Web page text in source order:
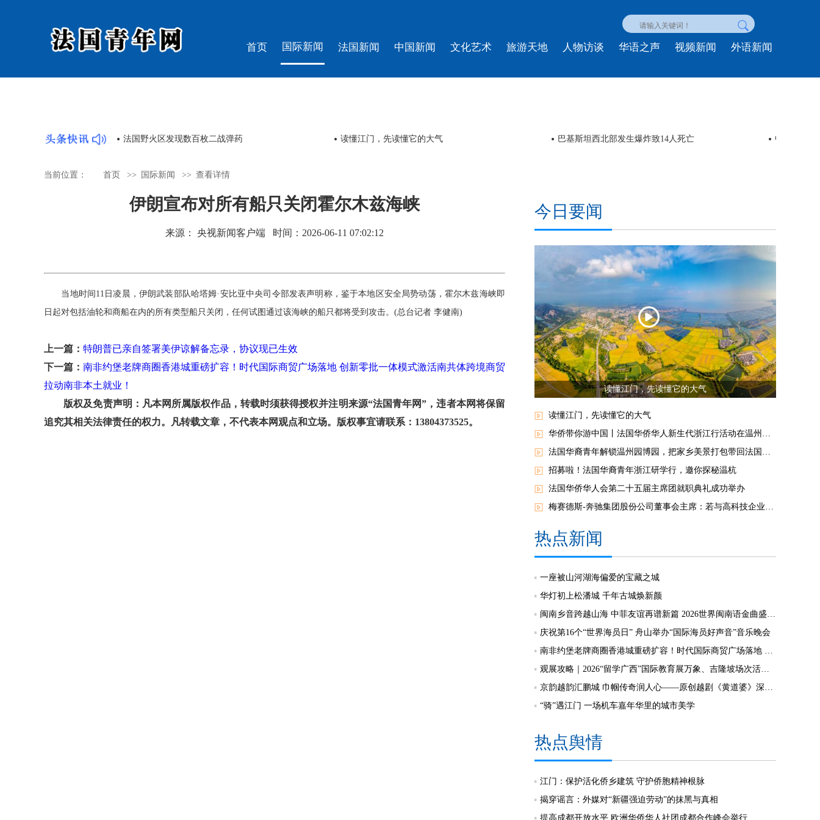
首页 国际新闻 法国新闻 中国新闻 文化艺术 旅游天地 人物访谈 华语之声 视频新闻 外语新闻
“国宝”回归牵动人心 法国野火区发现数百枚二战弹药 读懂江门，先读懂它的大气 巴基斯坦西北部发生爆炸致14人死亡 中外1800
当前位置： 首页 >> 国际新闻 >> 查看详情
伊朗宣布对所有船只关闭霍尔木兹海峡
来源： 央视新闻客户端 时间：2026-06-11 07:02:12
当地时间11日凌晨，伊朗武装部队哈塔姆·安比亚中央司令部发表声明称，鉴于本地区安全局势动荡，霍尔木兹海峡即
日起对包括油轮和商船在内的所有类型船只关闭，任何试图通过该海峡的船只都将受到攻击。(总台记者 李健南)
上一篇： 特朗普已亲自签署美伊谅解备忘录，协议现已生效
下一篇： 南非约堡老牌商圈香港城重磅扩容！时代国际商贸广场落地 创新零批一体模式激活南共体跨境商贸
拉动南非本土就业！
版权及免责声明：凡本网所属版权作品，转载时须获得授权并注明来源“法国青年网”，违者本网将保留
追究其相关法律责任的权力。凡转载文章，不代表本网观点和立场。版权事宜请联系：13804373525。
今日要闻
读懂江门，先读懂它的大气
读懂江门，先读懂它的大气
华侨带你游中国丨法国华侨华人新生代浙江行活动在温州启动
法国华裔青年解锁温州园博园，把家乡美景打包带回法国朋友圈
招募啦！法国华裔青年浙江研学行，邀你探秘温杭
法国华侨华人会第二十五届主席团就职典礼成功举办
梅赛德斯-奔驰集团股份公司董事会主席：若与高科技企业合作，推荐来杭州
热点新闻
一座被山河湖海偏爱的宝藏之城
华灯初上松潘城 千年古城焕新颜
闽南乡音跨越山海 中菲友谊再谱新篇 2026世界闽南语金曲盛典全球启动仪式 在马尼拉隆重举行
庆祝第16个“世界海员日” 舟山举办“国际海员好声音”音乐晚会
南非约堡老牌商圈香港城重磅扩容！时代国际商贸广场落地 创新零批一体模式激活南共体跨境商贸 拉动南非本土就业！
观展攻略｜2026“留学广西”国际教育展万象、吉隆坡场次活动全指南
京韵越韵汇鹏城 巾帼传奇润人心——原创越剧《黄道婆》深圳专场演出圆满成功
“骑”遇江门 一场机车嘉年华里的城市美学
热点舆情
江门：保护活化侨乡建筑 守护侨胞精神根脉
揭穿谣言：外媒对“新疆强迫劳动”的抹黑与真相
提高成都开放水平 欧洲华侨华人社团成都合作峰会举行